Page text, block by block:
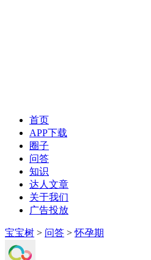
首页
APP下载
圈子
问答
知识
达人文章
关于我们
广告投放
宝宝树 > 问答 >怀孕期